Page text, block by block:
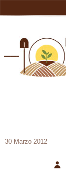
30 Marzo 2012